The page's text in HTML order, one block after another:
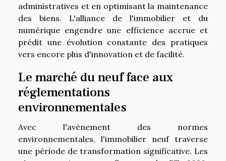
administratives et en optimisant la maintenance
des biens. L'alliance de l'immobilier et du
numérique engendre une efficience accrue et
prédit une évolution constante des pratiques
vers encore plus d'innovation et de facilité.
Le marché du neuf face aux
réglementations
environnementales
Avec l'avènement des normes
environnementales, l'immobilier neuf traverse
une période de transformation significative. Les